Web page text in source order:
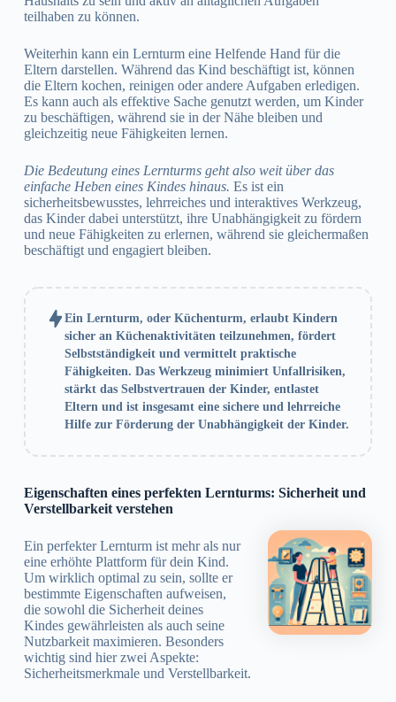
teilhaben zu können.
Weiterhin kann ein Lernturm eine Helfende Hand für die
Eltern darstellen. Während das Kind beschäftigt ist, können
die Eltern kochen, reinigen oder andere Aufgaben erledigen.
Es kann auch als effektive Sache genutzt werden, um Kinder
zu beschäftigen, während sie in der Nähe bleiben und
gleichzeitig neue Fähigkeiten lernen.
Die Bedeutung eines Lernturms geht also weit über das
einfache Heben eines Kindes hinaus. Es ist ein
sicherheitsbewusstes, lehrreiches und interaktives Werkzeug,
das Kinder dabei unterstützt, ihre Unabhängigkeit zu fördern
und neue Fähigkeiten zu erlernen, während sie gleichermaßen
beschäftigt und engagiert bleiben.
Ein Lernturm, oder Küchenturm, erlaubt Kindern
sicher an Küchenaktivitäten teilzunehmen, fördert
Selbstständigkeit und vermittelt praktische
Fähigkeiten. Das Werkzeug minimiert Unfallrisiken,
stärkt das Selbstvertrauen der Kinder, entlastet
Eltern und ist insgesamt eine sichere und lehrreiche
Hilfe zur Förderung der Unabhängigkeit der Kinder.
Eigenschaften eines perfekten Lernturms: Sicherheit und
Verstellbarkeit verstehen
Ein perfekter Lernturm ist mehr als nur
eine erhöhte Plattform für dein Kind.
Um wirklich optimal zu sein, sollte er
bestimmte Eigenschaften aufweisen,
die sowohl die Sicherheit deines
Kindes gewährleisten als auch seine
Nutzbarkeit maximieren. Besonders
wichtig sind hier zwei Aspekte:
Sicherheitsmerkmale und Verstellbarkeit.